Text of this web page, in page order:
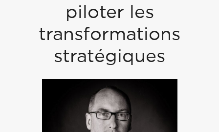
piloter les
transformations
stratégiques